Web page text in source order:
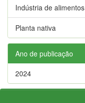
Indústria de alimentos
Planta nativa
Ano de publicação
2024